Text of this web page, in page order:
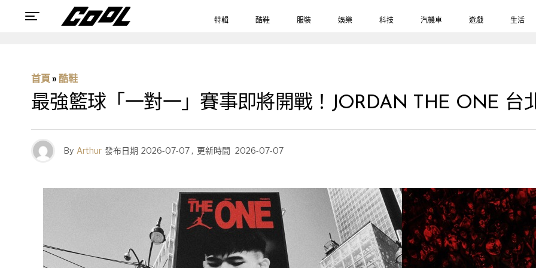
特輯 酷鞋 服裝 娛樂 科技 汽機車 遊戲 生活
首頁 » 酷鞋
最強籃球「一對一」賽事即將開戰！JORDAN THE ONE 台
By Arthur 發布日期 2026-07-07, 更新時間 2026-07-07